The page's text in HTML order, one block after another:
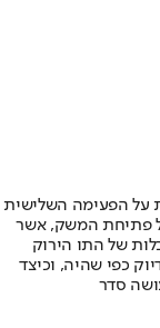
על הפעימה השלישית
פתיחת המשק, אשר
של התו הירוק
כפי שהיה, וכיצד
סדר